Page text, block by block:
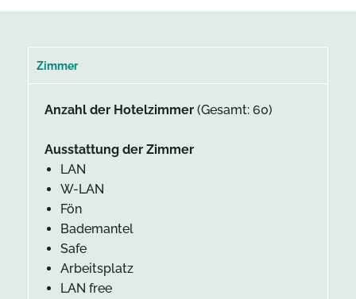
Zimmer
Anzahl der Hotelzimmer (Gesamt: 60)
Ausstattung der Zimmer
LAN
W-LAN
Fön
Bademantel
Safe
Arbeitsplatz
LAN free